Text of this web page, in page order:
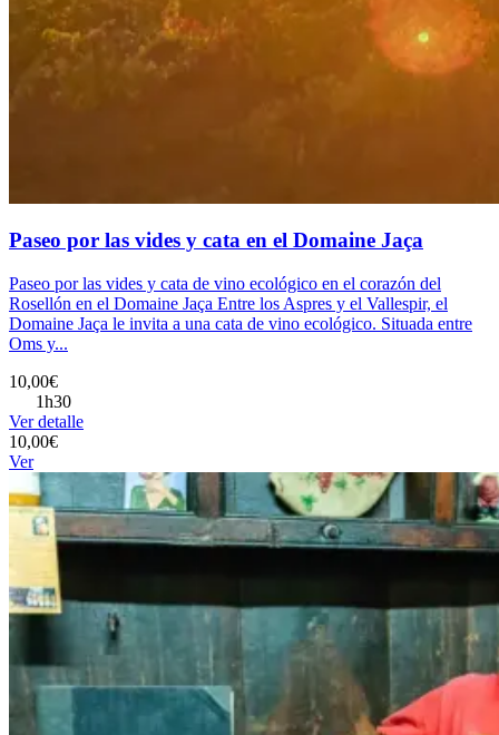
Paseo por las vides y cata en el Domaine Jaça
Paseo por las vides y cata de vino ecológico en el corazón del
Rosellón en el Domaine Jaça Entre los Aspres y el Vallespir, el
Domaine Jaça le invita a una cata de vino ecológico. Situada entre
Oms y...
10,00€
1h30
Ver detalle
10,00€
Ver